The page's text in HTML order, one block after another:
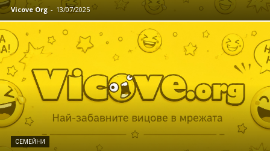
Vicove Org - 13/07/2025
СЕМЕЙНИ